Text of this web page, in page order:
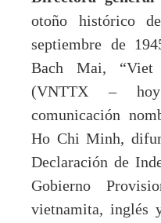
otoño histórico
septiembre de
Bach Mai,
(VNTTX –
comunicación
Ho Chi Minh,
Declaración de
Gobierno
vietnamita, inglés